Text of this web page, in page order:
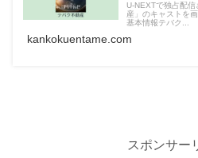
U-NEXTで独占配
産」のキャストを
基本情報テバク...
kankokuentame.com
スポンサー